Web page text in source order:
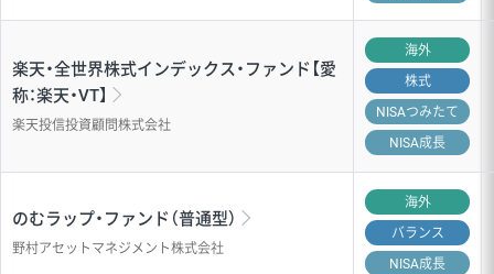
楽天・全世界株式インデックス・ファンド【愛
称：楽天・VT】
楽天投信投資顧問株式会社
海外
株式
NISAつみたて
NISA成長
のむラップ・ファンド（普通型）
野村アセットマネジメント株式会社
海外
バランス
NISA成長